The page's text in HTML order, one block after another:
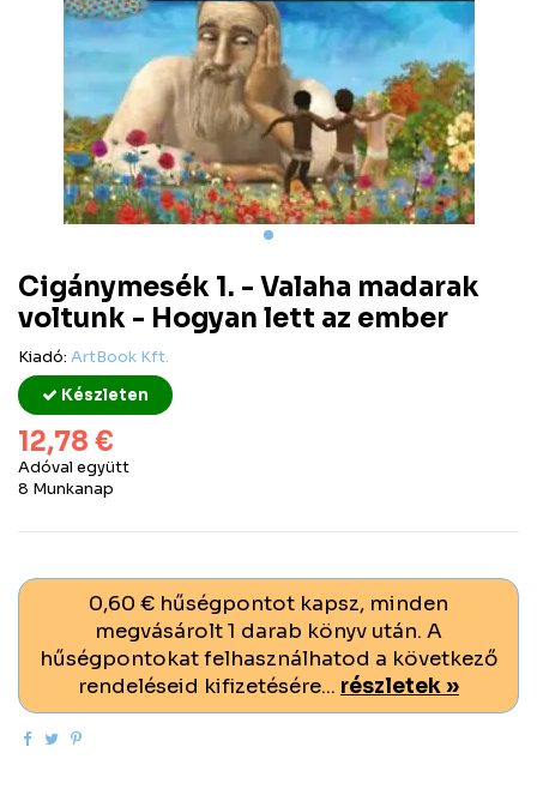
Cigánymesék 1. - Valaha madarak
voltunk - Hogyan lett az ember
Kiadó: ArtBook Kft.
Készleten
12,78 €
Adóval együtt
8 Munkanap
0,60 € hűségpontot kapsz, minden
megvásárolt 1 darab könyv után. A
hűségpontokat felhasználhatod a következő
rendeléseid kifizetésére... részletek »